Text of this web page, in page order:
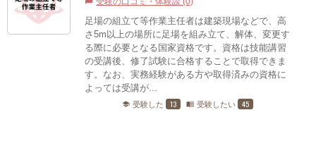
足場の組立て等作業主任者は建築現場などで、高
さ5m以上の場所に足場を組み立て、解体、変更す
る際に必要となる国家資格です。資格は技能講習
の受講後、修了試験に合格することで取得できま
す。なお、実務経験がある方や取得済みの資格に
よっては受講が...
school 受験した 13 menu_book 受験したい 45